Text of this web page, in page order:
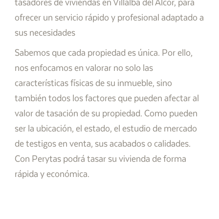
tasadores de viviendas en Villalba del Alcor, para
ofrecer un servicio rápido y profesional adaptado a
sus necesidades
Sabemos que cada propiedad es única. Por ello,
nos enfocamos en valorar no solo las
características físicas de su inmueble, sino
también todos los factores que pueden afectar al
valor de tasación de su propiedad. Como pueden
ser la ubicación, el estado, el estudio de mercado
de testigos en venta, sus acabados o calidades.
Con Perytas podrá tasar su vivienda de forma
rápida y económica.